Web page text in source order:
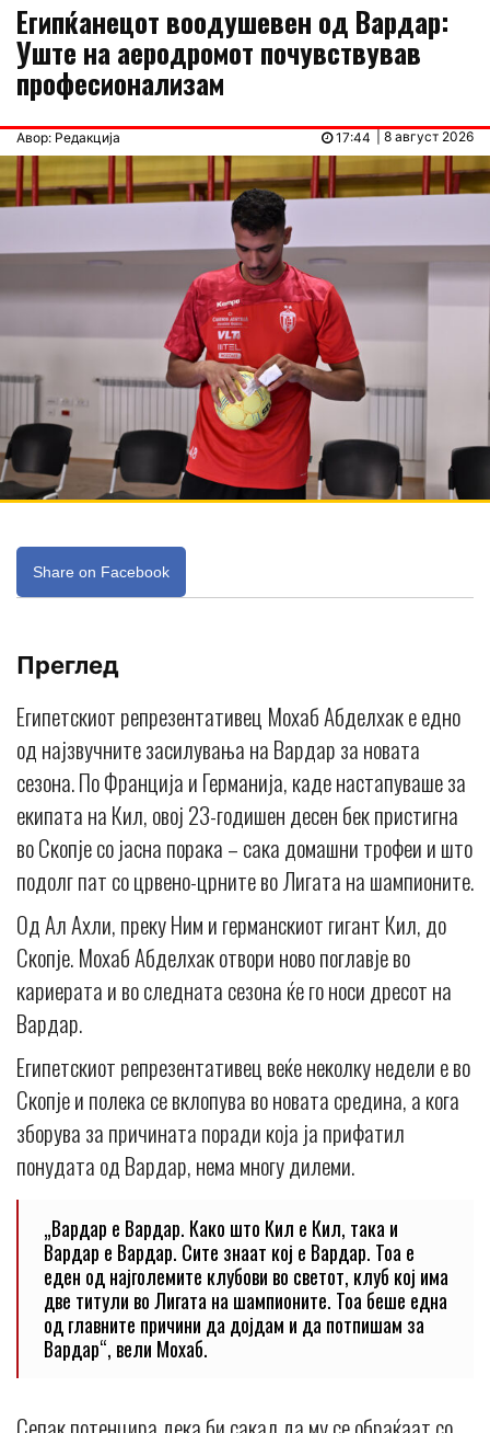
Египќанецот воодушевен од Вардар:
Уште на аеродромот почувствував
професионализам
Авор: Редакција | 8 август 2026
17:44
Share on Facebook
Преглед
Египетскиот репрезентативец Мохаб Абделхак е едно
од најзвучните засилувања на Вардар за новата
сезона. По Франција и Германија, каде настапуваше за
екипата на Кил, овој 23-годишен десен бек пристигна
во Скопје со јасна порака – сака домашни трофеи и што
подолг пат со црвено-црните во Лигата на шампионите.
Од Ал Ахли, преку Ним и германскиот гигант Кил, до
Скопје. Мохаб Абделхак отвори ново поглавје во
кариерата и во следната сезона ќе го носи дресот на
Вардар.
Египетскиот репрезентативец веќе неколку недели е во
Скопје и полека се вклопува во новата средина, а кога
зборува за причината поради која ја прифатил
понудата од Вардар, нема многу дилеми.
„Вардар е Вардар. Како што Кил е Кил, така и
Вардар е Вардар. Сите знаат кој е Вардар. Тоа е
еден од најголемите клубови во светот, клуб кој има
две титули во Лигата на шампионите. Тоа беше една
од главните причини да дојдам и да потпишам за
Вардар“, вели Мохаб.